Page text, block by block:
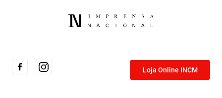
Loja Online INCM